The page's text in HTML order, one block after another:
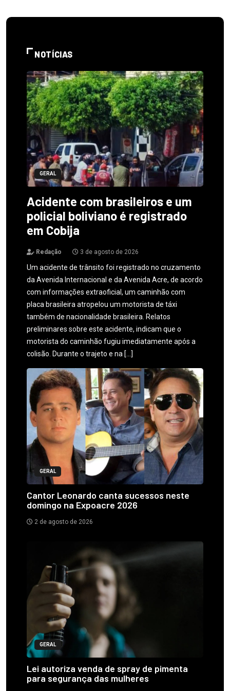
NOTÍCIAS
GERAL
Acidente com brasileiros e um
policial boliviano é registrado
em Cobija
Redação 3 de agosto de 2026
Um acidente de trânsito foi registrado no cruzamento
da Avenida Internacional e da Avenida Acre, de acordo
com informações extraoficial, um caminhão com
placa brasileira atropelou um motorista de táxi
também de nacionalidade brasileira. Relatos
preliminares sobre este acidente, indicam que o
motorista do caminhão fugiu imediatamente após a
colisão. Durante o trajeto e na […]
GERAL
Cantor Leonardo canta sucessos neste
domingo na Expoacre 2026
2 de agosto de 2026
GERAL
Lei autoriza venda de spray de pimenta
para segurança das mulheres